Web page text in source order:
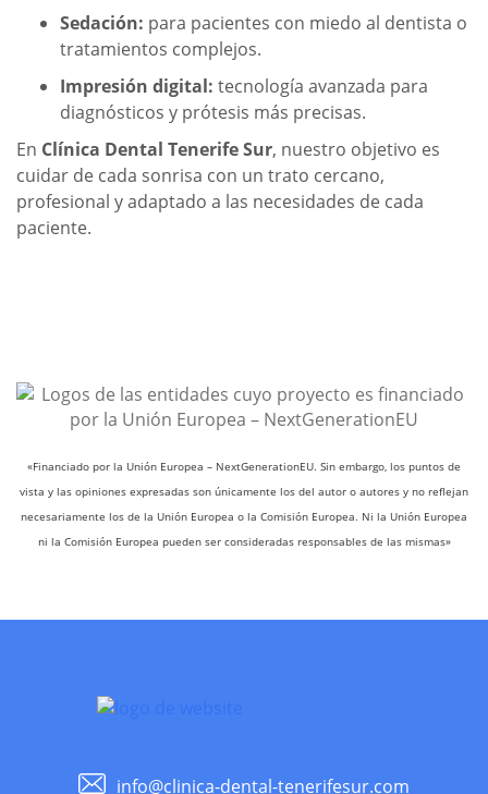
Sedación: para pacientes con miedo al dentista o
tratamientos complejos.
Impresión digital: tecnología avanzada para
diagnósticos y prótesis más precisas.
En Clínica Dental Tenerife Sur, nuestro objetivo es
cuidar de cada sonrisa con un trato cercano,
profesional y adaptado a las necesidades de cada
paciente.
«Financiado por la Unión Europea – NextGenerationEU. Sin embargo, los puntos de
vista y las opiniones expresadas son únicamente los del autor o autores y no reflejan
necesariamente los de la Unión Europea o la Comisión Europea. Ni la Unión Europea
ni la Comisión Europea pueden ser consideradas responsables de las mismas»
info@clinica-dental-tenerifesur.com